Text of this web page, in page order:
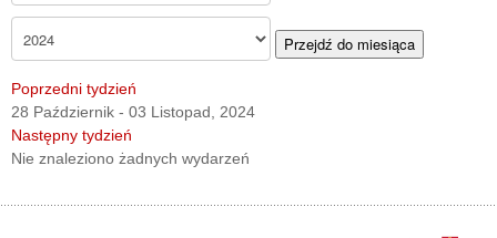
Przejdź do miesiąca
Poprzedni tydzień
28 Październik - 03 Listopad, 2024
Następny tydzień
Nie znaleziono żadnych wydarzeń